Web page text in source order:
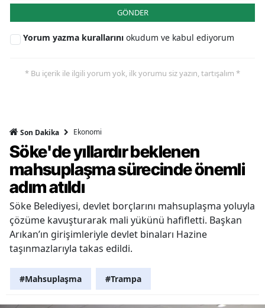
GÖNDER
Yorum yazma kurallarını okudum ve kabul ediyorum
* Bu içerik ile ilgili yorum yok, ilk yorumu siz yazın, tartışalım *
Son Dakika Ekonomi
Söke'de yıllardır beklenen
mahsuplaşma sürecinde önemli
adım atıldı
Söke Belediyesi, devlet borçlarını mahsuplaşma yoluyla
çözüme kavuşturarak mali yükünü hafifletti. Başkan
Arıkan’ın girişimleriyle devlet binaları Hazine
taşınmazlarıyla takas edildi.
#Mahsuplaşma #Trampa